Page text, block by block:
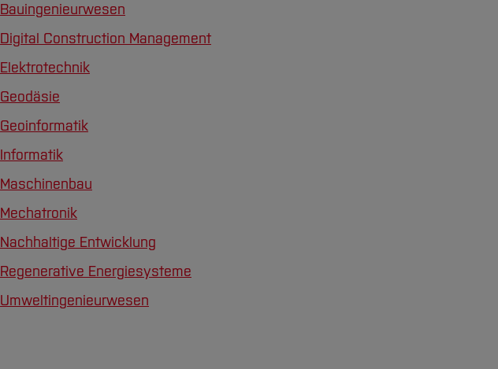
Bauingenieurwesen
Digital Construction Management
Elektrotechnik
Geodäsie
Geoinformatik
Informatik
Maschinenbau
Mechatronik
Nachhaltige Entwicklung
Regenerative Energiesysteme
Umweltingenieurwesen